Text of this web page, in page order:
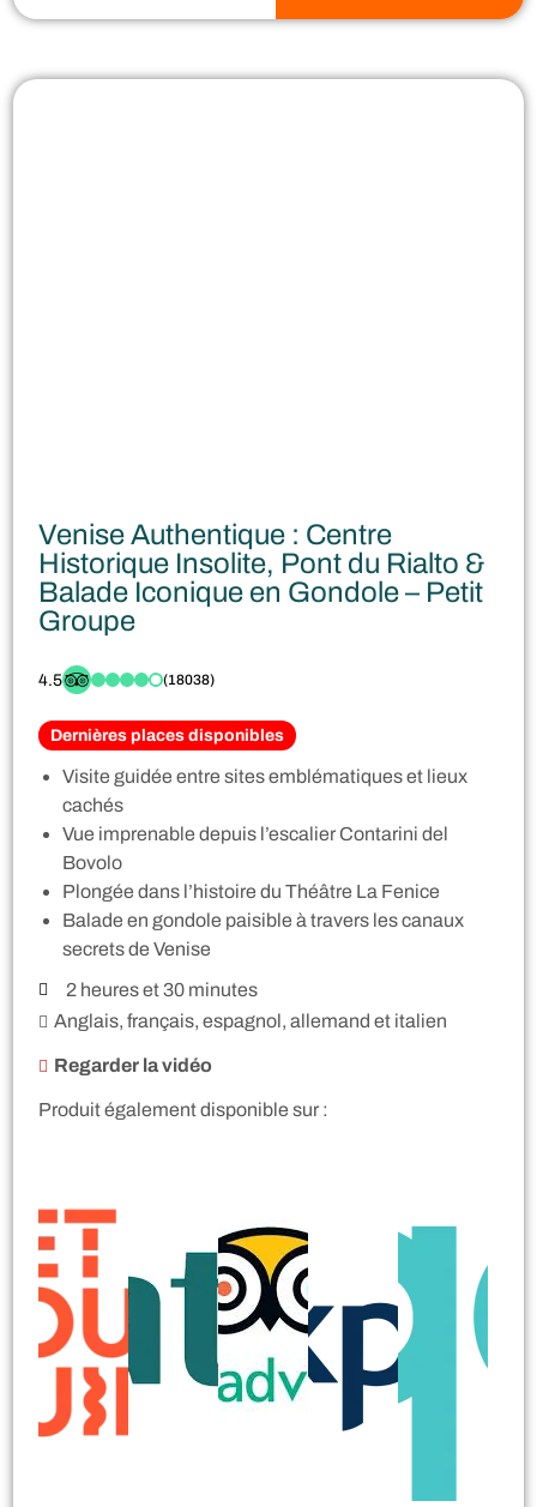
Venise Authentique : Centre
Historique Insolite, Pont du Rialto &
Balade Iconique en Gondole – Petit
Groupe
4.5 (18038)
Dernières places disponibles
Visite guidée entre sites emblématiques et lieux
cachés
Vue imprenable depuis l’escalier Contarini del
Bovolo
Plongée dans l’histoire du Théâtre La Fenice
Balade en gondole paisible à travers les canaux
secrets de Venise
2 heures et 30 minutes
Anglais, français, espagnol, allemand et italien
Regarder la vidéo
Produit également disponible sur :